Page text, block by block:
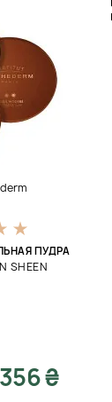
ПУДРА
SHEEN
₴